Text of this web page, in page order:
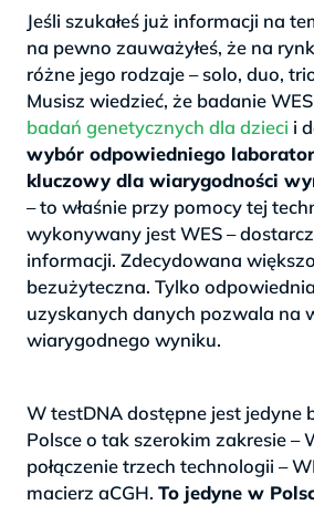
Jeśli szukałeś już informacji na
na pewno zauważyłeś, że na
różne jego rodzaje – solo, duo,
Musisz wiedzieć, że badanie
badań genetycznych dla dzieci i
wybór odpowiedniego
kluczowy dla wiarygodności
– to właśnie przy pomocy tej
wykonywany jest WES –
informacji. Zdecydowana
bezużyteczna. Tylko
uzyskanych danych pozwala na
wiarygodnego wyniku.
W testDNA dostępne jest jedyne
Polsce o tak szerokim zakresie –
połączenie trzech technologii –
macierz aCGH. To jedyne w